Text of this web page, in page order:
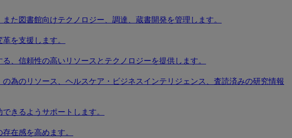
た図書館向けテクノロジー、調達、蔵書開発を管理します。
を支援します。
、信頼性の高いリソースとテクノロジーを提供します。
為のリソース、ヘルスケア・ビジネスインテリジェンス、査読済みの研究情報
きるようサポートします。
在感を高めます。